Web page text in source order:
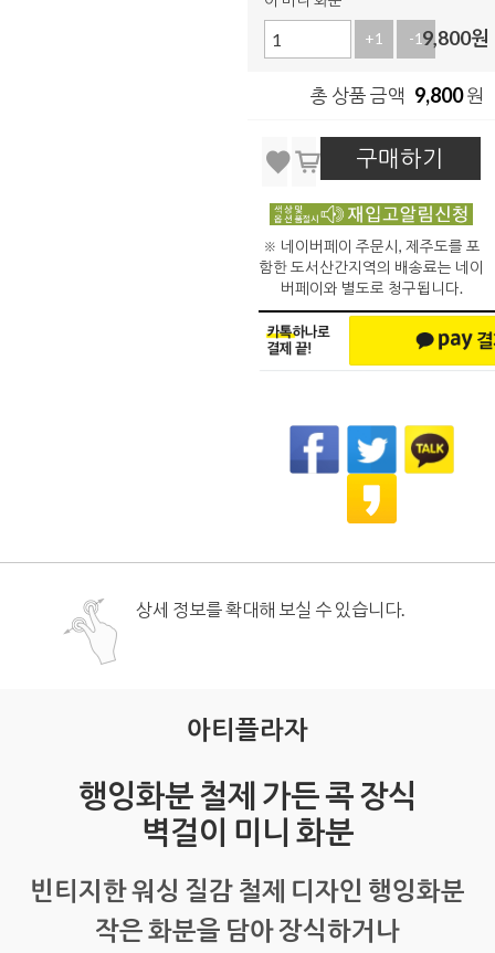
+1 -19,800원
총 상품 금액 9,800원
구매하기
※ 네이버페이 주문시, 제주도를 포
함한 도서산간지역의 배송료는 네이
버페이와 별도로 청구됩니다.
상세 정보를 확대해 보실 수 있습니다.
아티플라자
행잉화분 철제 가든 콕 장식
벽걸이 미니 화분
빈티지한 워싱 질감 철제 디자인 행잉화분
작은 화분을 담아 장식하거나